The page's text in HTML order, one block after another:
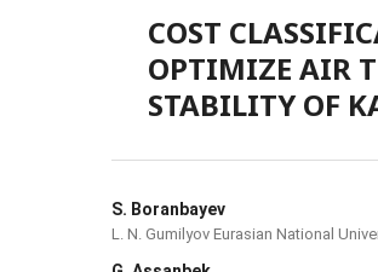
COST
OPTIMIZE AIR
STABILITY OF
S. Boranbayev
L. N. Gumilyov Eurasian National